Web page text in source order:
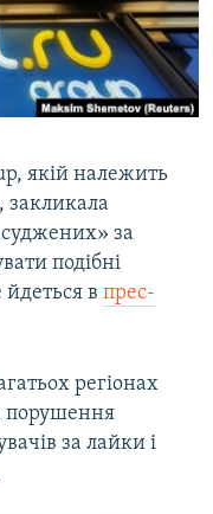
якій належить
закликала
за
подібні
в прес-
регіонах
порушення
за лайки і